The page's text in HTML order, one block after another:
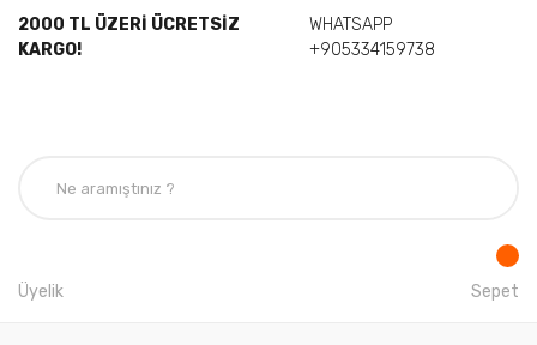
2000 TL ÜZERİ ÜCRETSİZ
KARGO!
WHATSAPP
+905334159738
Üyelik Sepet